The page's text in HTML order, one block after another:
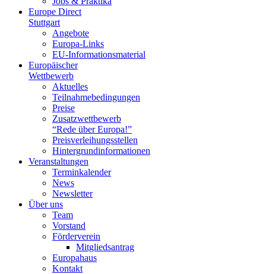
Europe Direct
Stuttgart
Angebote
Europa-Links
EU-Informationsmaterial
Europäischer
Wettbewerb
Aktuelles
Teilnahme­bedingungen
Preise
Zusatzwettbewerb
“Rede über Europa!”
Preisverleihungsstellen
Hintergrundinformationen
Veranstaltungen
Terminkalender
News
Newsletter
Über uns
Team
Vorstand
Förderverein
Mitgliedsantrag
Europahaus
Kontakt